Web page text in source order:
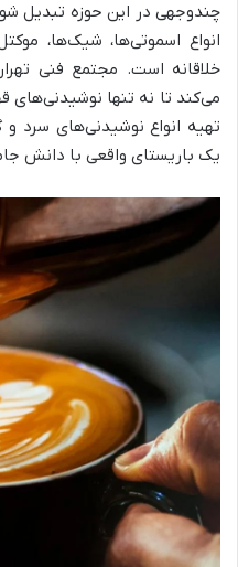
چندوجهی در این حوزه تبدیل
انواع اسموتی‌ها، شیک‌ها،
خلاقانه است. مجتمع فنی
می‌کند تا نه تنها نوشیدنی‌های
تهیه انواع نوشیدنی‌های سرد
یک باریستای واقعی با دانش